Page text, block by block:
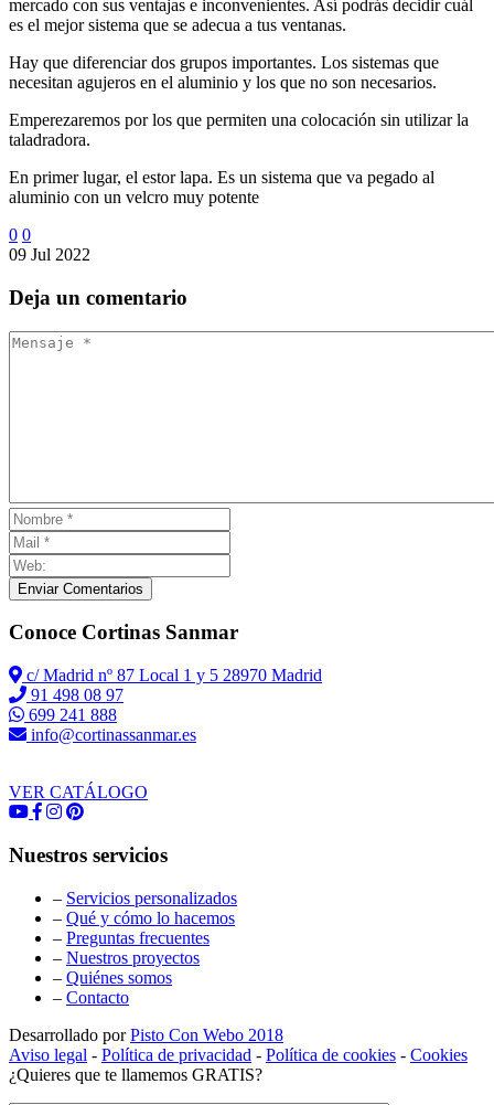
mercado con sus ventajas e inconvenientes. Así podrás decidir cuál
es el mejor sistema que se adecua a tus ventanas.
Hay que diferenciar dos grupos importantes. Los sistemas que
necesitan agujeros en el aluminio y los que no son necesarios.
Emperezaremos por los que permiten una colocación sin utilizar la
taladradora.
En primer lugar, el estor lapa. Es un sistema que va pegado al
aluminio con un velcro muy potente
0 0
09 Jul 2022
Deja un comentario
Enviar Comentarios
Conoce Cortinas Sanmar
c/ Madrid nº 87 Local 1 y 5 28970 Madrid
91 498 08 97
699 241 888
info@cortinassanmar.es
VER CATÁLOGO
Nuestros servicios
– Servicios personalizados
– Qué y cómo lo hacemos
– Preguntas frecuentes
– Nuestros proyectos
– Quiénes somos
– Contacto
Desarrollado porPisto Con Webo 2018
Aviso legal - Política de privacidad - Política de cookies - Cookies
¿Quieres que te llamemos GRATIS?